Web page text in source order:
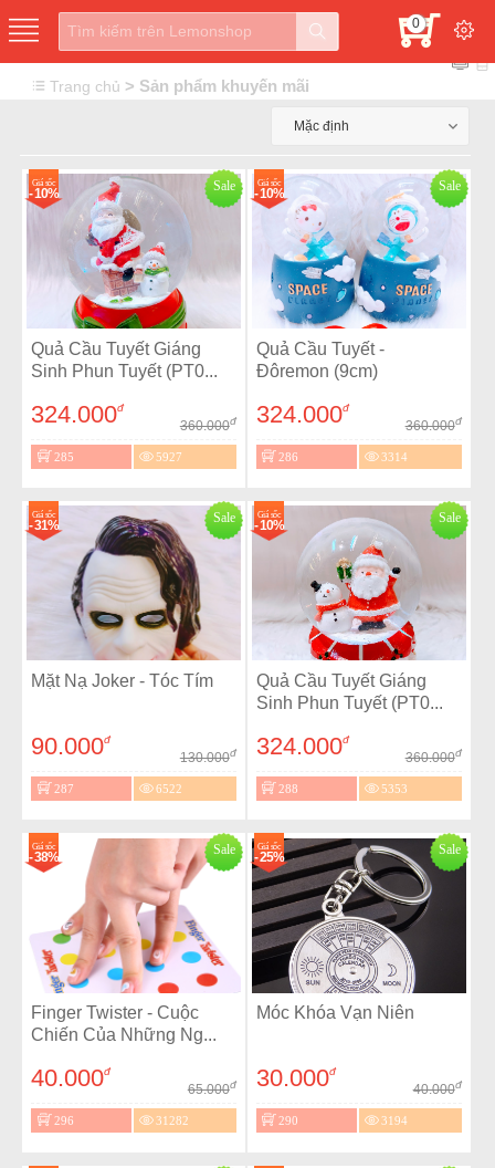
0
Trang chủ > Sản phẩm khuyến mãi
Mặc định
Sale
Giá sốc
- 10%
Quả Cầu Tuyết Giáng
Sinh Phun Tuyết (PT0...
324.000đ
360.000đ
285 5927
Sale
Giá sốc
- 10%
Quả Cầu Tuyết -
Đôremon (9cm)
324.000đ
360.000đ
286 3314
Sale
Giá sốc
- 31%
Mặt Nạ Joker - Tóc Tím
90.000đ
130.000đ
287 6522
Sale
Giá sốc
- 10%
Quả Cầu Tuyết Giáng
Sinh Phun Tuyết (PT0...
324.000đ
360.000đ
288 5353
Sale
Giá sốc
- 38%
Finger Twister - Cuộc
Chiến Của Những Ng...
40.000đ
65.000đ
296 31282
Sale
Giá sốc
- 25%
Móc Khóa Vạn Niên
30.000đ
40.000đ
290 3194